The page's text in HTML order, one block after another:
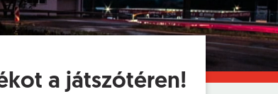
a játszótéren!